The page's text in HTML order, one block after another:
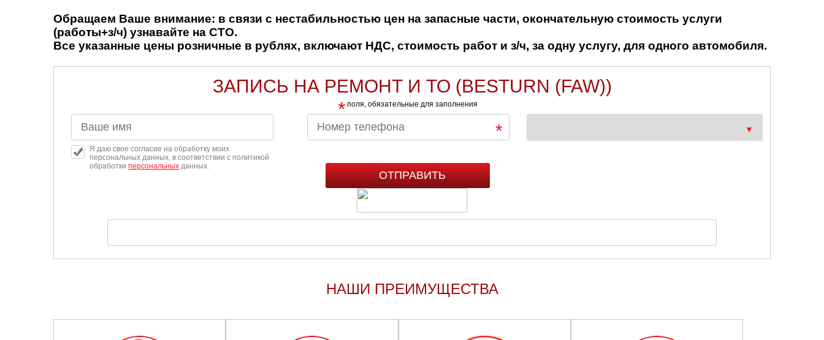
Обращаем Ваше внимание: в связи с нестабильностью цен на запасные части, окончательную стоимость услуги
(работы+з/ч) узнавайте на СТО.
Все указанные цены розничные в рублях, включают НДС, стоимость работ и з/ч, за одну услугу, для одного автомобиля.
ЗАПИСЬ НА РЕМОНТ И ТО (BESTURN (FAW))
* поля, обязательные для заполнения
Я даю свое согласие на обработку моих
персональных данных, в соответствии с политикой
обработки персональных данных.
НАШИ ПРЕИМУЩЕСТВА